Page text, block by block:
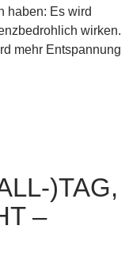
haben: Es wird
wirken.
mehr Entspannung
)TAG,
–